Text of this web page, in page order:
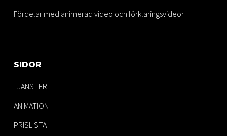
Fördelar med animerad video och förklaringsvideor
SIDOR
TJÄNSTER
ANIMATION
PRISLISTA